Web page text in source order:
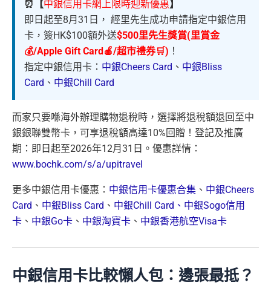
⏰【中銀信用卡網上限時迎新優惠】
即日起至8月31日， 經里先生成功申請指定中銀信用
卡，簽HK$100額外送$500里先生獎賞(里賞金
💰/Apple Gift Card🍎/超市禮券🛒) ！
指定中銀信用卡： 中銀Cheers Card 、 中銀Bliss
Card 、 中銀Chill Card
而家只要喺海外辦理購物退稅時，選擇將退稅額退回至中
銀銀聯雙幣卡，可享退稅額高達10%回贈！登記及推廣
期：即日起至2026年12月31日。優惠詳情：
www.bochk.com/s/a/upitravel
更多中銀信用卡優惠： 中銀信用卡優惠合集 、 中銀Cheers
Card 、 中銀Bliss Card 、 中銀Chill Card、 中銀Sogo信用
卡 、 中銀Go卡 、 中銀淘寶卡 、 中銀香港航空Visa卡
中銀信用卡比較懶人包：邊張最抵？